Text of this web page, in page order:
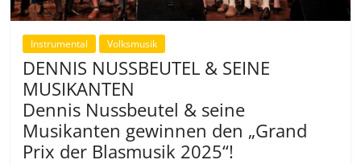
Instrumental Volksmusik
DENNIS NUSSBEUTEL & SEINE
MUSIKANTEN
Dennis Nussbeutel & seine
Musikanten gewinnen den „Grand
Prix der Blasmusik 2025“!